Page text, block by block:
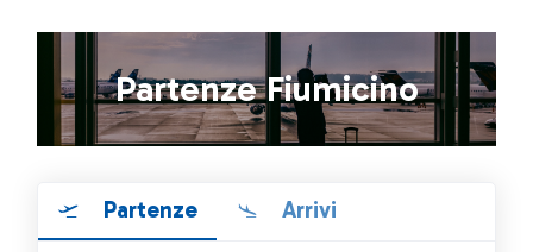
Partenze Fiumicino
Partenze Arrivi